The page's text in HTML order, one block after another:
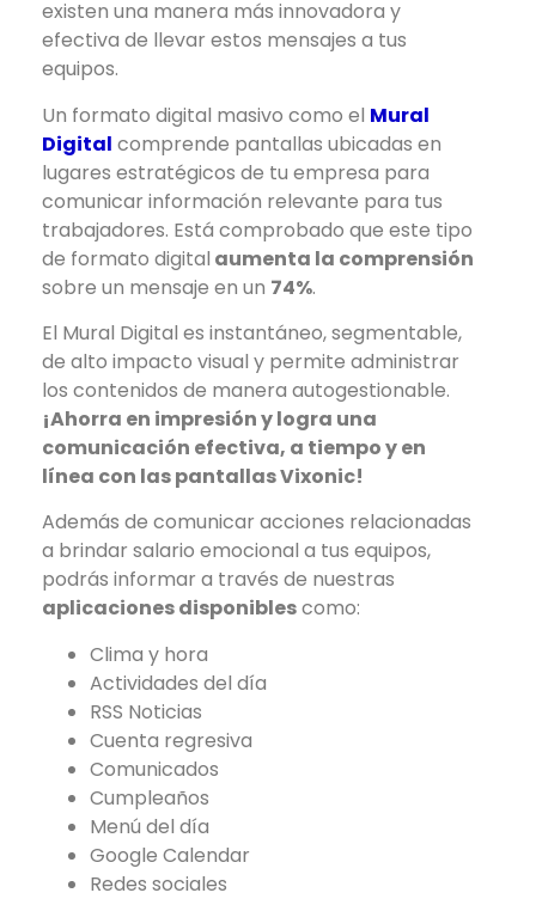
existen una manera más innovadora y
efectiva de llevar estos mensajes a tus
equipos.
Un formato digital masivo como el Mural
Digital comprende pantallas ubicadas en
lugares estratégicos de tu empresa para
comunicar información relevante para tus
trabajadores. Está comprobado que este tipo
de formato digital aumenta la comprensión
sobre un mensaje en un 74%.
El Mural Digital es instantáneo, segmentable,
de alto impacto visual y permite administrar
los contenidos de manera autogestionable.
¡Ahorra en impresión y logra una
comunicación efectiva, a tiempo y en
línea con las pantallas Vixonic!
Además de comunicar acciones relacionadas
a brindar salario emocional a tus equipos,
podrás informar a través de nuestras
aplicaciones disponiblescomo:
Clima y hora
Actividades del día
RSS Noticias
Cuenta regresiva
Comunicados
Cumpleaños
Menú del día
Google Calendar
Redes sociales